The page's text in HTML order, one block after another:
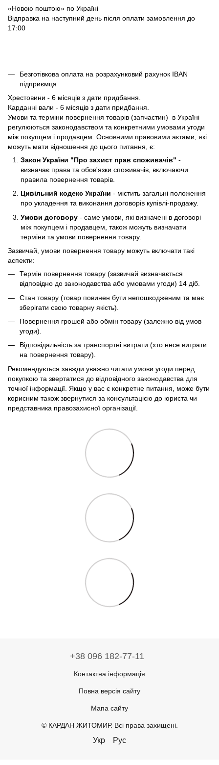
«Новою поштою» по Україні
Відправка на наступний день після оплати замовлення до
17:00
Безготівкова оплата на розрахунковий рахунок IBAN
підприємця
Хрестовини - 6 місяців з дати придбання.
Карданні вали - 6 місяців з дати придбання.
Умови та терміни повернення товарів (запчастин) в Україні
регулюються законодавством та конкретними умовами угоди
між покупцем і продавцем. Основними правовими актами, які
можуть мати відношення до цього питання, є:
Закон України "Про захист прав споживачів" -
визначає права та обов'язки споживачів, включаючи
правила повернення товарів.
Цивільний кодекс України - містить загальні положення
про укладення та виконання договорів купівлі-продажу.
Умови договору - саме умови, які визначені в договорі
між покупцем і продавцем, також можуть визначати
терміни та умови повернення товару.
Зазвичай, умови повернення товару можуть включати такі
аспекти:
Термін повернення товару (зазвичай визначається
відповідно до законодавства або умовами угоди) 14 діб.
Стан товару (товар повинен бути непошкодженим та має
зберігати свою товарну якість).
Повернення грошей або обмін товару (залежно від умов
угоди).
Відповідальність за транспортні витрати (хто несе витрати
на повернення товару).
Рекомендується завжди уважно читати умови угоди перед
покупкою та звертатися до відповідного законодавства для
точної інформації. Якщо у вас є конкретне питання, може бути
корисним також звернутися за консультацією до юриста чи
представника правозахисної організації.
+38 096 182-77-11
Контактна інформація
Повна версія сайту
Мапа сайту
© КАРДАН ЖИТОМИР. Всі права захищені.
Укр Рус